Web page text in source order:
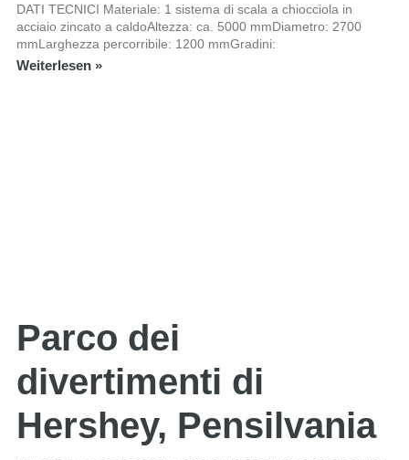
DATI TECNICI Materiale: 1 sistema di scala a chiocciola in
acciaio zincato a caldoAltezza: ca. 5000 mmDiametro: 2700
mmLarghezza percorribile: 1200 mmGradini:
Weiterlesen »
Parco dei
divertimenti di
Hershey, Pensilvania